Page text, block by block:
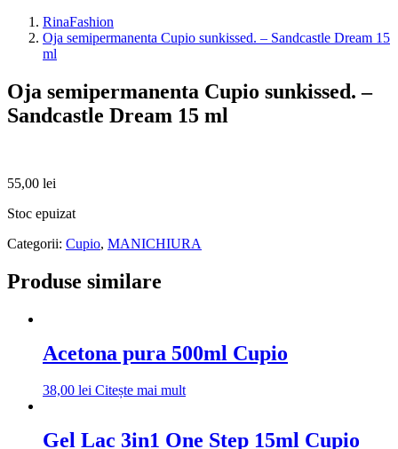
RinaFashion
Oja semipermanenta Cupio sunkissed. – Sandcastle Dream 15
ml
Oja semipermanenta Cupio sunkissed. –
Sandcastle Dream 15 ml
55,00 lei
Stoc epuizat
Categorii: Cupio, MANICHIURA
Produse similare
Acetona pura 500ml Cupio
38,00 lei Citește mai mult
Gel Lac 3in1 One Step 15ml Cupio